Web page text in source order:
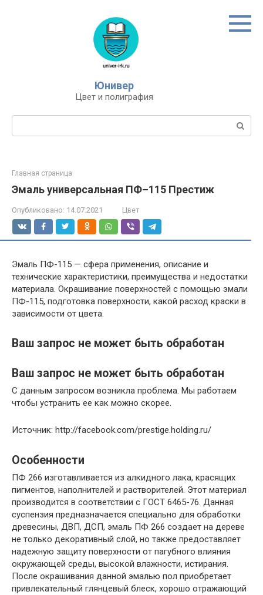
Юнивер
Цвет и полиграфия
Главная страница
Эмаль универсальная ПФ–115 Престиж
Опубликовано: 14.07.2021 Цвет
Эмаль ПФ-115 — сфера применения, описание и
технические характеристики, преимущества и недостатки
материала. Окрашивание поверхностей с помощью эмали
ПФ-115, подготовка поверхности, какой расход краски в
зависимости от цвета.
Ваш запрос не может быть обработан
Ваш запрос не может быть обработан
С данным запросом возникла проблема. Мы работаем
чтобы устранить ее как можно скорее.
Источник: http://facebook.com/prestige.holding.ru/
Особенности
ПФ 266 изготавливается из алкидного лака, красящих
пигментов, наполнителей и растворителей. Этот материал
производится в соответствии с ГОСТ 6465-76. Данная
суспензия предназначается специально для обработки
древесины, ДВП, ДСП, эмаль ПФ 266 создает на дереве
не только декоративный слой, но также предоставляет
надежную защиту поверхности от пагубного влияния
окружающей среды, высокой влажности, истирания.
После окрашивания данной эмалью пол приобретает
привлекательный глянцевый блеск, хорошо отражающий